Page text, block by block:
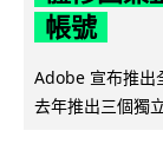
帳號
Adobe 宣布推出
去年推出三個獨